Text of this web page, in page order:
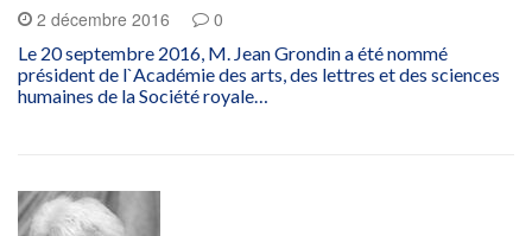
2 décembre 2016 0
Le 20 septembre 2016, M. Jean Grondin a été nommé
président de l`Académie des arts, des lettres et des sciences
humaines de la Société royale…